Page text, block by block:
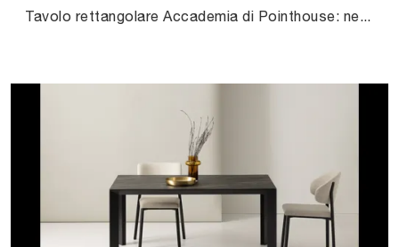
Tavolo rettangolare Accademia di Pointhouse: nel nostro showroom ti aspetta una scelta quasi infinita di composizioni di alto contenuto estetico.